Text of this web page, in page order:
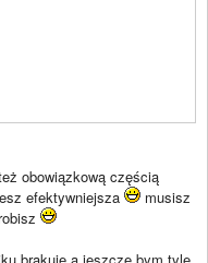
obowiązkową częścią
efektywniejsza
musisz
brakuje a jeszcze bym tyle